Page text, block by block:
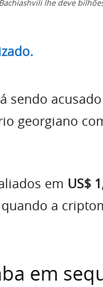
lhe deve
sendo
georgiano
em US$
a
em